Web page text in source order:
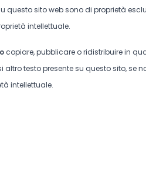
questo sito web sono di proprietà
intellettuale.
copiare, pubblicare o ridistribuire in
testo presente su questo sito, se
intellettuale.